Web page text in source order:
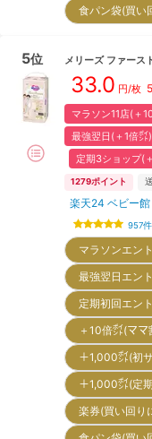
食パン袋(買
5位 メリーズ ファース
33.0 円/枚
マラソン11店(＋
最強翌日(＋1倍㌽)
定期3ショップ(
1279ポイント
楽天24 ベビー
957件
マラソンエン
最強翌日エン
定期初回エン
＋10倍㌽(マ
＋1,000㌽(初
＋1,000㌽(定
楽券(買い回